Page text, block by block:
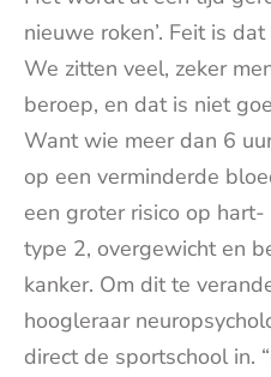
nieuwe roken’. Feit is
We zitten veel, zeker
beroep, en dat is niet
Want wie meer dan 6
op een verminderde
een groter risico op
type 2, overgewicht en
kanker. Om dit te
hoogleraar
direct de sportschool in.